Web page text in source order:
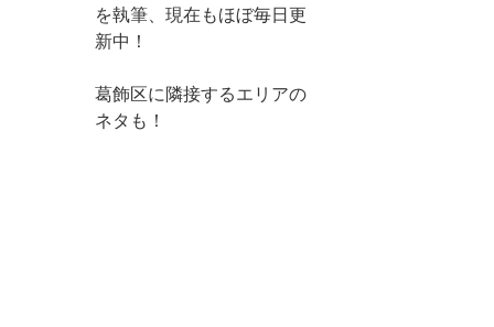
を執筆、現在もほぼ毎日更
新中！
葛飾区に隣接するエリアの
ネタも！